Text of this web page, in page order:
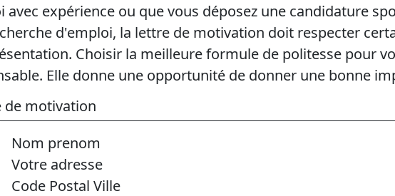
avec expérience ou que vous déposez une candidature
d'emploi, la lettre de motivation doit respecter
Choisir la meilleure formule de politesse pour
Elle donne une opportunité de donner une bonne
de motivation
Nom prenom
Votre adresse
Code Postal Ville